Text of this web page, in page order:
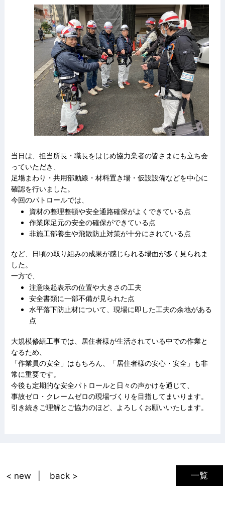
当日は、担当所長・職長をはじめ協力業者の皆さまにも立ち会
っていただき、
足場まわり・共用部動線・材料置き場・仮設設備などを中心に
確認を行いました。
今回のパトロールでは、
資材の整理整頓や安全通路確保がよくできている点
作業床足元の安全の確保ができている点
非施工部養生や飛散防止対策が十分にされている点
など、日頃の取り組みの成果が感じられる場面が多く見られま
した。
一方で、
注意喚起表示の位置や大きさの工夫
安全書類に一部不備が見られた点
水平落下防止材について、現場に即した工夫の余地がある
点
大規模修繕工事では、居住者様が生活されている中での作業と
なるため、
「作業員の安全」はもちろん、「居住者様の安心・安全」も非
常に重要です。
今後も定期的な安全パトロールと日々の声かけを通じて、
事故ゼロ・クレームゼロの現場づくりを目指してまいります。
引き続きご理解とご協力のほど、よろしくお願いいたします。
一覧
< new back >